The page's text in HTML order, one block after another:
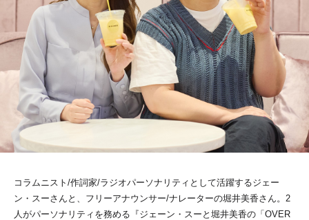
コラムニスト/作詞家/ラジオパーソナリティとして活躍するジェー
ン・スーさんと、フリーアナウンサー/ナレーターの堀井美香さん。2
人がパーソナリティを務める『ジェーン・スーと堀井美香の「OVER